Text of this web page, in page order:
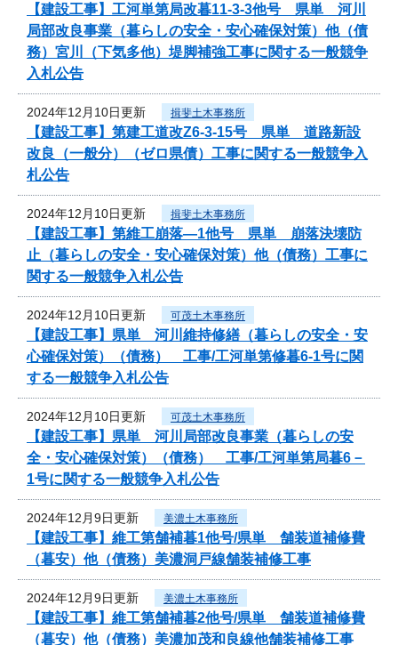
【建設工事】工河単第局改暮11-3-3他号 県単 河川
局部改良事業（暮らしの安全・安心確保対策）他（債
務）宮川（下気多他）堤脚補強工事に関する一般競争
入札公告
2024年12月10日更新 揖斐土木事務所
【建設工事】第建工道改Z6-3-15号 県単 道路新設
改良（一般分）（ゼロ県債）工事に関する一般競争入
札公告
2024年12月10日更新 揖斐土木事務所
【建設工事】第維工崩落―1他号 県単 崩落決壊防
止（暮らしの安全・安心確保対策）他（債務）工事に
関する一般競争入札公告
2024年12月10日更新 可茂土木事務所
【建設工事】県単 河川維持修繕（暮らしの安全・安
心確保対策）（債務） 工事/工河単第修暮6-1号に関
する一般競争入札公告
2024年12月10日更新 可茂土木事務所
【建設工事】県単 河川局部改良事業（暮らしの安
全・安心確保対策）（債務） 工事/工河単第局暮6－
1号に関する一般競争入札公告
2024年12月9日更新 美濃土木事務所
【建設工事】維工第舗補暮1他号/県単 舗装道補修費
（暮安）他（債務）美濃洞戸線舗装補修工事
2024年12月9日更新 美濃土木事務所
【建設工事】維工第舗補暮2他号/県単 舗装道補修費
（暮安）他（債務）美濃加茂和良線他舗装補修工事